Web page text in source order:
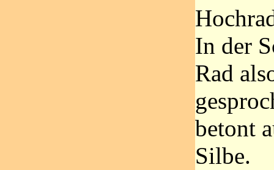
In der
Rad
betont
Silbe.